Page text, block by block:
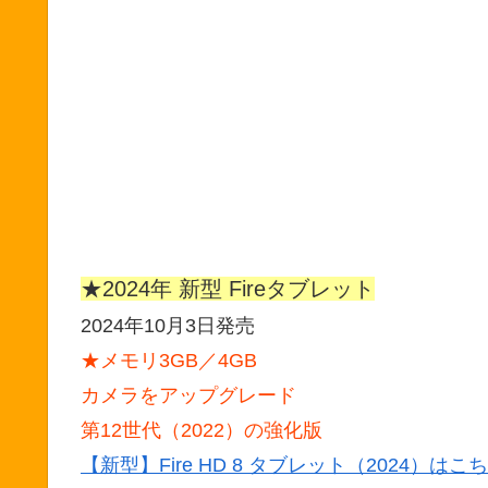
★2024年 新型 Fireタブレット
2024年10月3日発売
★メモリ3GB／4GB
カメラをアップグレード
第12世代（2022）の強化版
【新型】Fire HD 8 タブレット（2024）はこ